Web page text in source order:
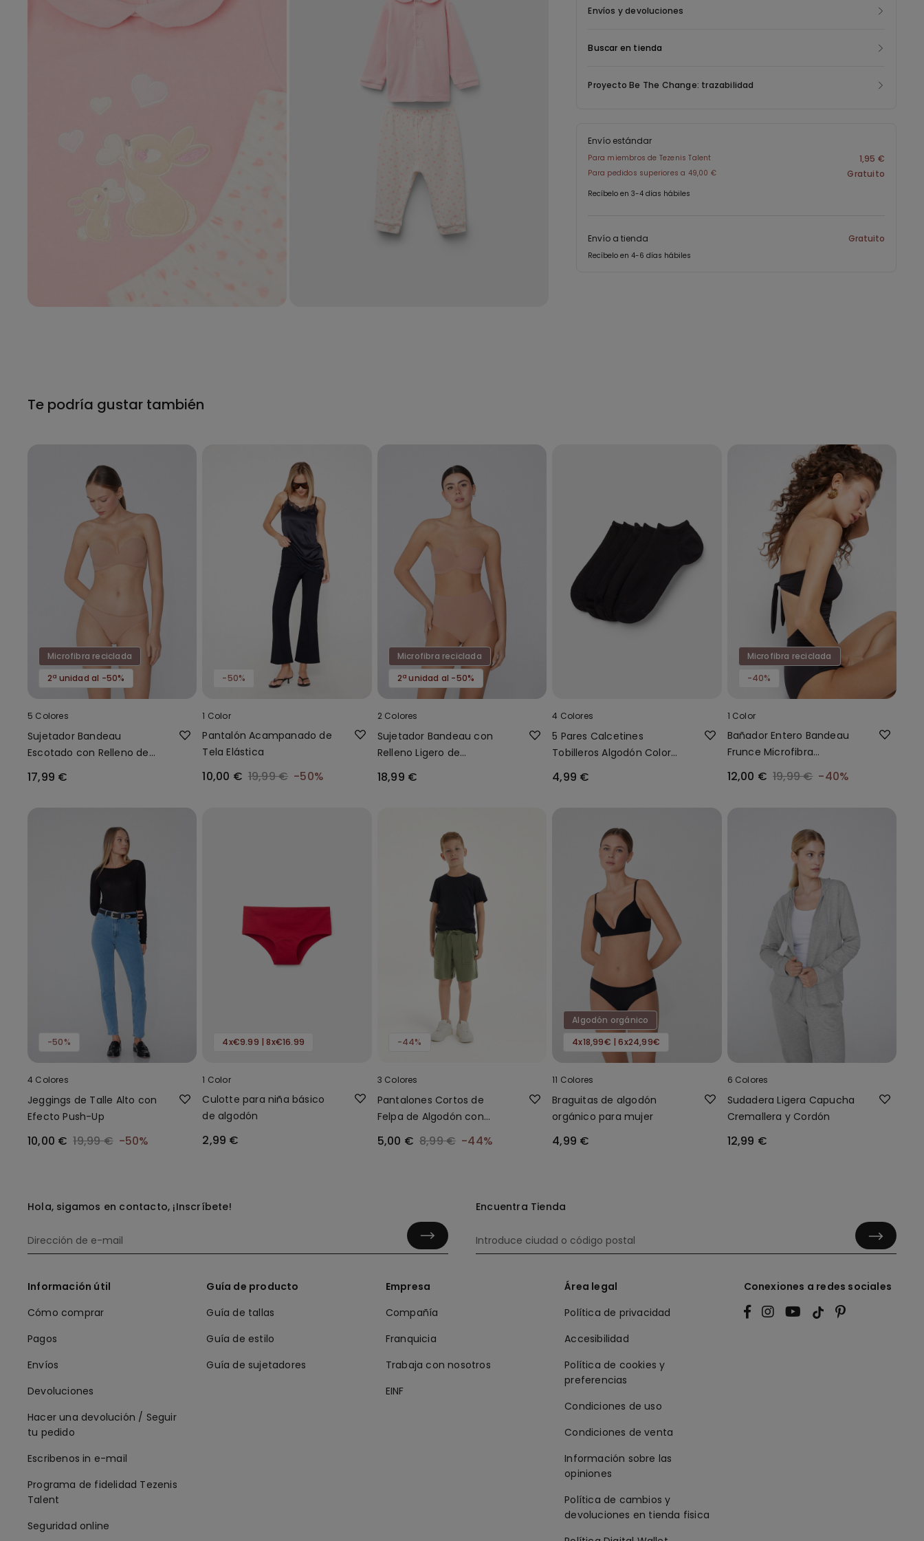
Envíos y devoluciones
Buscar en tienda
Proyecto Be The Change: trazabilidad
Envío estándar
Para miembros de Tezenis Talent 1,95 €
Para pedidos superiores a 49,00 € Gratuito
Recíbelo en 3-4 días hábiles
Envío a tienda Gratuito
Recíbelo en 4-6 días hábiles
Te podría gustar también
Microfibra reciclada
2ª unidad al -50%
5 Colores
Sujetador Bandeau
Escotado con Relleno de
Microfibra Reciclada
17,99 €
-50%
1 Color
Pantalón Acampanado de
Tela Elástica
10,00 € 19,99 € -50%
Microfibra reciclada
2ª unidad al -50%
2 Colores
Sujetador Bandeau con
Relleno Ligero de
Microfibra Reciclada Full
Coverage
18,99 €
4 Colores
5 Pares Calcetines
Tobilleros Algodón Color
Liso Unisex
4,99 €
Microfibra reciclada
-40%
1 Color
Bañador Entero Bandeau
Frunce Microfibra
Reciclada
12,00 € 19,99 € -40%
-50%
4 Colores
Jeggings de Talle Alto con
Efecto Push-Up
10,00 € 19,99 € -50%
4x€9.99 | 8x€16.99
1 Color
Culotte para niña básico
de algodón
2,99 €
-44%
3 Colores
Pantalones Cortos de
Felpa de Algodón con
5,00 € 8,99 € -44%
Algodón orgánico
4x18,99€ | 6x24,99€
11 Colores
Braguitas de algodón
orgánico para mujer
4,99 €
6 Colores
Sudadera Ligera Capucha
Cremallera y Cordón
12,99 €
Hola, sigamos en contacto, ¡Inscríbete! Encuentra Tienda
Información útil
Cómo comprar
Pagos
Envíos
Devoluciones
Hacer una devolución / Seguir
tu pedido
Escribenos in e-mail
Programa de fidelidad Tezenis
Talent
Seguridad online
Guía de producto
Guía de tallas
Guía de estilo
Guía de sujetadores
Empresa
Compañía
Franquicia
Trabaja con nosotros
EINF
Área legal
Política de privacidad
Accesibilidad
Política de cookies y
preferencias
Condiciones de uso
Condiciones de venta
Información sobre las
opiniones
Política de cambios y
devoluciones en tienda fisica
Conexiones a redes sociales